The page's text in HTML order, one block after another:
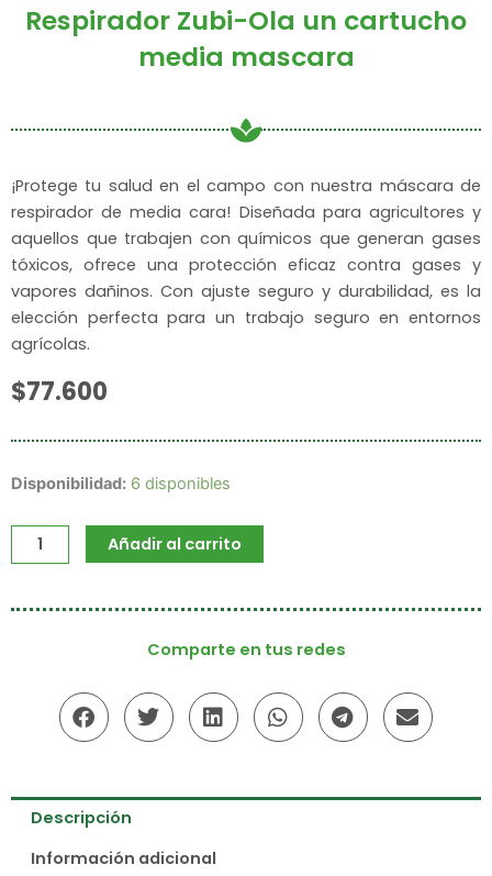
Respirador Zubi-Ola un cartucho
media mascara
¡Protege tu salud en el campo con nuestra máscara de
respirador de media cara! Diseñada para agricultores y
aquellos que trabajen con químicos que generan gases
tóxicos, ofrece una protección eficaz contra gases y
vapores dañinos. Con ajuste seguro y durabilidad, es la
elección perfecta para un trabajo seguro en entornos
agrícolas.
$77.600
Disponibilidad: 6 disponibles
Respirador
un
media
Añadir al carrito
Comparte en tus redes
Descripción
Información adicional